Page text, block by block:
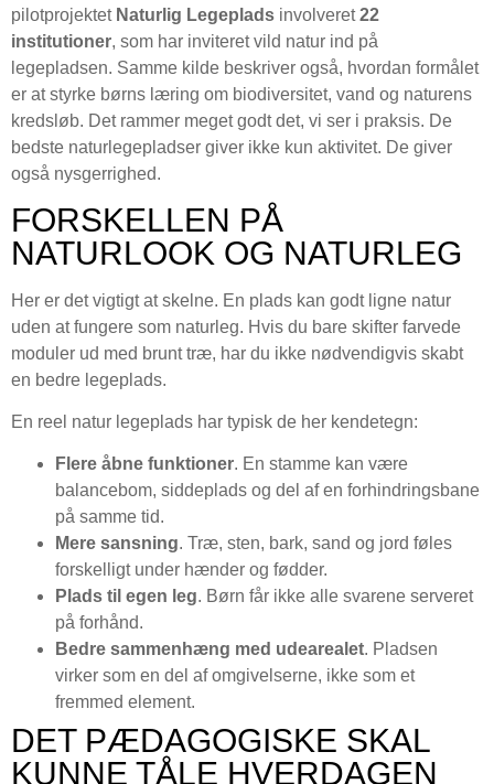
pilotprojektet Naturlig Legeplads involveret22
institutioner, som har inviteret vild natur ind på
legepladsen. Samme kilde beskriver også, hvordan formålet
er at styrke børns læring om biodiversitet, vand og naturens
kredsløb. Det rammer meget godt det, vi ser i praksis. De
bedste naturlegepladser giver ikke kun aktivitet. De giver
også nysgerrighed.
FORSKELLEN PÅ
NATURLOOK OG NATURLEG
Her er det vigtigt at skelne. En plads kan godt ligne natur
uden at fungere som naturleg. Hvis du bare skifter farvede
moduler ud med brunt træ, har du ikke nødvendigvis skabt
en bedre legeplads.
En reel natur legeplads har typisk de her kendetegn:
Flere åbne funktioner. En stamme kan være
balancebom, siddeplads og del af en forhindringsbane
på samme tid.
Mere sansning. Træ, sten, bark, sand og jord føles
forskelligt under hænder og fødder.
Plads til egen leg. Børn får ikke alle svarene serveret
på forhånd.
Bedre sammenhæng med udearealet. Pladsen
virker som en del af omgivelserne, ikke som et
fremmed element.
DET PÆDAGOGISKE SKAL
KUNNE TÅLE HVERDAGEN